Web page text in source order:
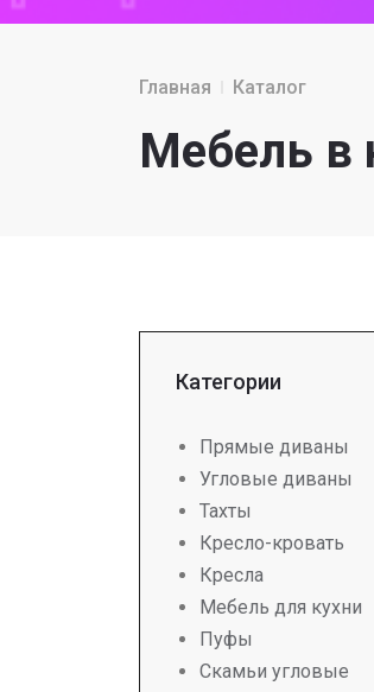
Главная Каталог
Мебель в
Категории
Прямые диваны
Угловые диваны
Тахты
Кресло-кровать
Кресла
Мебель для кухни
Пуфы
Скамьи угловые